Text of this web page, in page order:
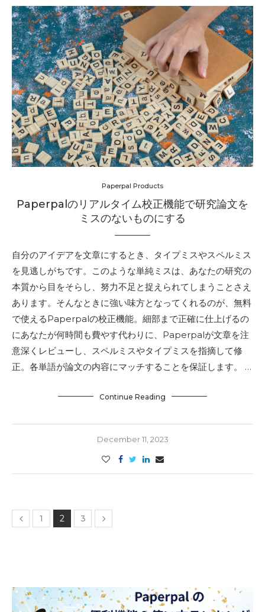
Paperpal Products
Paperpalのリアルタイム校正機能で研究論文を
ミスのないものにする
自分のアイデアを文章にするとき、タイプミスやスペルミス
を見逃しがちです。このような単純ミスは、あなたの研究の
本質から目をそらし、努力不足と捉えられてしまうことさえ
あります。そんなときに強い味方となってくれるのが、無料
で使えるPaperpalの校正機能。細部まで正確に仕上げるの
にあなたが何時間も費やす代わりに、Paperpalが文章を注
意深くレビューし、スペルミスやタイプミスを指摘して修
正。各単語が論文の内容にマッチすることを保証します。 …
Continue Reading
December 11, 2023
1 2 3